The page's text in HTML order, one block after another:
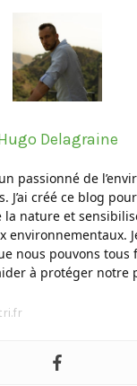
Delagraine
passionné de
J’ai créé ce blog
la nature et
environnementaux.
nous pouvons tous
à protéger notre